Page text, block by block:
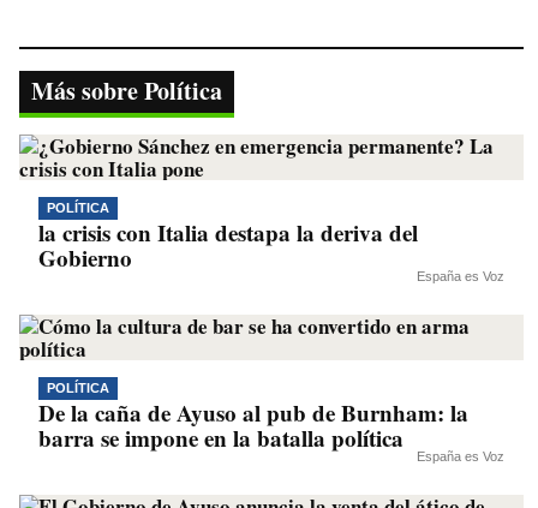
bo
ok
tte
r
ts
A
pp
gr
a
m
y
Más sobre Política
POLÍTICA
la crisis con Italia destapa la deriva del
Gobierno
España es Voz
POLÍTICA
De la caña de Ayuso al pub de Burnham: la
barra se impone en la batalla política
España es Voz